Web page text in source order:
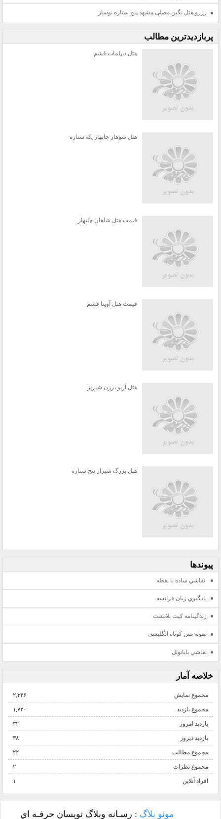
رزرو هتل نگین مصلی مشهد پنج ستاره نوساز
پربازديدترين مطالب
هتل دیپلمات قشم
هتل شوهاز چابهار یک ستاره
قیمت هتل شاهان چابهار
قیمت هتل آوینا قشم
هتل آریو برزن شیراز
هتل بزرگ شیراز پنج ستاره
پيوندها
نقاشي ساده با نقطه
يادگيري زبان فرانسه
زندگينامه كيت بلانشت
نمونه متن كوتاه انگليسي
نقاشي بابانوئل
خلاصه آمار
مجموع نمایش‌ ۲,۳۴۶
مجموع بازدید ۱,۷۲۰
بازدید امروز ۳۲
بازدید دیروز ۳۸
مجموع مطالب ۲۲
مجموع نظرات ۲
افراد آنلاین ۱
مونو بلاگ : رسـانه وبلاگ نويسان حرفـه اي